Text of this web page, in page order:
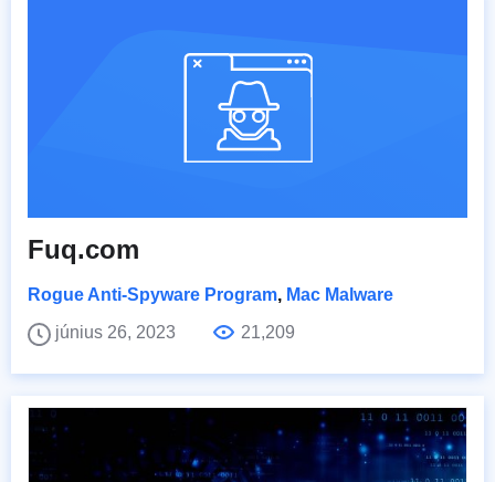
Fuq.com
Rogue Anti-Spyware Program, Mac Malware
június 26, 2023
21,209